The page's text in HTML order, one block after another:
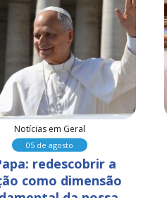
Notícias em Geral
05 de agosto
redescobrir a
como dimensão